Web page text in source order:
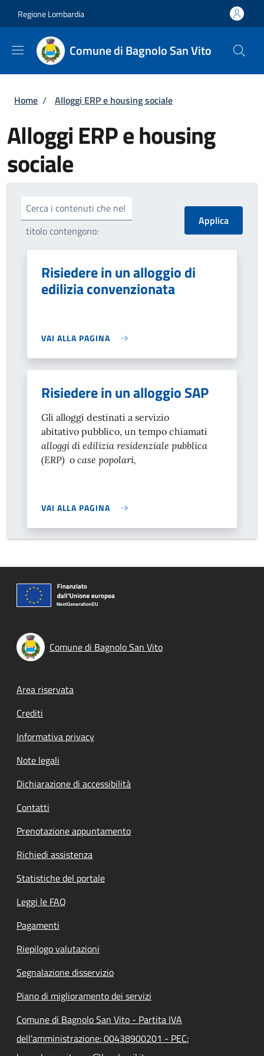
Regione Lombardia
Comune di Bagnolo San Vito
Briciole di pane
Home / Alloggi ERP e housing sociale
Alloggi ERP e housing
sociale
Cerca i contenuti che nel
titolo contengono:
Risiedere in un alloggio di
edilizia convenzionata
VAI ALLA PAGINA
Risiedere in un alloggio SAP
Gli alloggi destinati a servizio
abitativo pubblico, un tempo chiamati
alloggi di edilizia residenziale pubblica
(ERP) o case popolari,
VAI ALLA PAGINA
Comune di Bagnolo San Vito
Footer menu
Area riservata
Crediti
Informativa privacy
Note legali
Dichiarazione di accessibilità
Contatti
Prenotazione appuntamento
Richiedi assistenza
Statistiche del portale
Leggi le FAQ
Pagamenti
Riepilogo valutazioni
Segnalazione disservizio
Piano di miglioramento dei servizi
Comune di Bagnolo San Vito - Partita IVA
dell'amministrazione: 00438900201 - PEC: